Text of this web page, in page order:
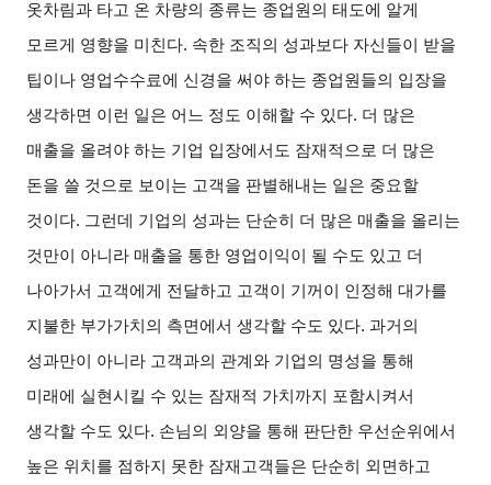
옷차림과 타고 온 차량의 종류는 종업원의 태도에 알게
모르게 영향을 미친다. 속한 조직의 성과보다 자신들이 받을
팁이나 영업수수료에 신경을 써야 하는 종업원들의 입장을
생각하면 이런 일은 어느 정도 이해할 수 있다. 더 많은
매출을 올려야 하는 기업 입장에서도 잠재적으로 더 많은
돈을 쓸 것으로 보이는 고객을 판별해내는 일은 중요할
것이다. 그런데 기업의 성과는 단순히 더 많은 매출을 올리는
것만이 아니라 매출을 통한 영업이익이 될 수도 있고 더
나아가서 고객에게 전달하고 고객이 기꺼이 인정해 대가를
지불한 부가가치의 측면에서 생각할 수도 있다. 과거의
성과만이 아니라 고객과의 관계와 기업의 명성을 통해
미래에 실현시킬 수 있는 잠재적 가치까지 포함시켜서
생각할 수도 있다. 손님의 외양을 통해 판단한 우선순위에서
높은 위치를 점하지 못한 잠재고객들은 단순히 외면하고